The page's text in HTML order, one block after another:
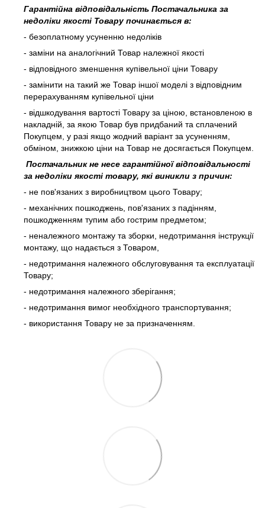
Гарантійна відповідальність Постачальника за
недоліки якості Товару починається в:
- безоплатному усуненню недоліків
- заміни на аналогічний Товар належної якості
- відповідного зменшення купівельної ціни Товару
- замінити на такий же Товар іншої моделі з відповідним
перерахуванням купівельної ціни
- відшкодування вартості Товару за ціною, встановленою в
накладній, за якою Товар був придбаний та сплачений
Покупцем, у разі якщо жодний варіант за усуненням,
обміном, знижкою ціни на Товар не досягається Покупцем.
Постачальник не несе гарантійної відповідальності
за недоліки якості товару, які виникли з причин:
- не пов'язаних з виробництвом цього Товару;
- механічних пошкоджень, пов'язаних з падінням,
пошкодженням тупим або гострим предметом;
- неналежного монтажу та зборки, недотримання інструкції
монтажу, що надається з Товаром,
- недотримання належного обслуговування та експлуатації
Товару;
- недотримання належного зберігання;
- недотримання вимог необхідного транспортування;
- використання Товару не за призначенням.